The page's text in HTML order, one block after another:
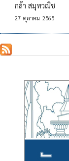
กล้า สมุทวณิช
27 ตุลาคม 2565